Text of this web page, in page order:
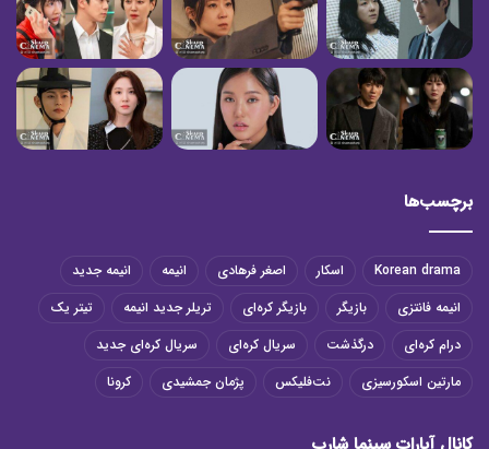
برچسب‌ها
Korean drama اسکار اصغر فرهادی انیمه
انیمه جدید
انیمه فانتزی
بازیگر بازیگر کره‌ای تریلر جدید انیمه
تیتر یک
درام کره‌ای
درگذشت سریال کره‌ای
سریال کره‌ای جدید
مارتین اسکورسیزی
نت‌فلیکس پژمان جمشیدی کرونا